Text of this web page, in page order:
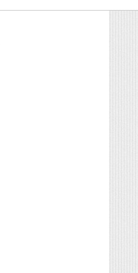
infinitas